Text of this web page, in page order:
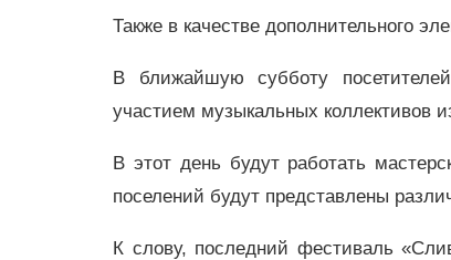
Также в качестве дополнительного
В ближайшую субботу
участием музыкальных коллективов
В этот день будут работать
поселений будут представлены
К слову, последний фестиваль